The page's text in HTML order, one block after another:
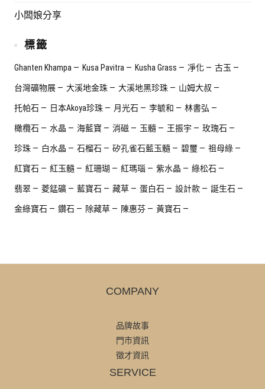
小闆娘分享
標籤
Ghanten Khampa Kusa Pavitra Kusha Grass 凈化 古玉
台灣礦物展 大溪地金珠 大溪地黑珍珠 山姆大叔
托帕石 日本Akoya珍珠 月光石 李毓和 林書弘
橄欖石 水晶 海藍寶 消磁 玉髓 王振宇 玫瑰石
珍珠 白水晶 石榴石 矽孔雀石藍玉髓 碧璽 祖母綠
紅寶石 紅玉髓 紅珊瑚 紅瑪瑙 紫水晶 綠松石
翡翠 菱錳礦 藍寶石 藏草 蛋白石 設計款 誕生石
金綠寶石 鑽石 除藏草 陳惠芬 黃寶石
COMPANY
品牌故事
門市資訊
徵才資訊
SERVICE